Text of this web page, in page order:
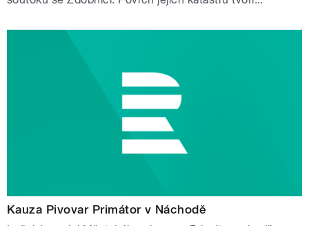
Kauza Pivovar Primátor v Náchodě